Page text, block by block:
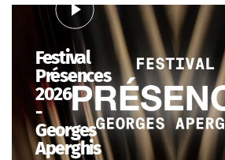
Festival
Présences
2026
-
Georges
Aperghis